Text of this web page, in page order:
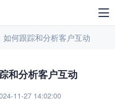
如何跟踪和分析客户互动
和分析客户互动
11-27 14:02:00